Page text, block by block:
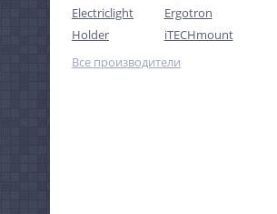
Electriclight
Ergotron
Holder
iTECHmount
Все производители